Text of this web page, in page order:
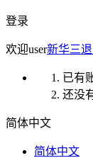
登录
欢迎user新华三
已有
还没
简体中文
简体中文